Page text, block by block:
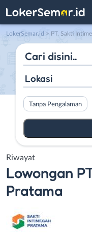
LokerSemar.id > PT. Sakti
Lokasi
Tanpa Pengalaman
Riwayat
Lowongan
Pratama